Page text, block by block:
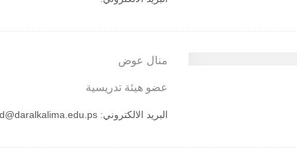
منال عوض
عضو هيئة تدريسية
البريد الالكتروني: